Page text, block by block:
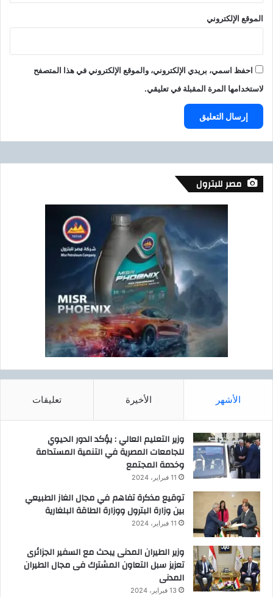
ك
ا
ي
م
ة
م
ر
ل
م
الموقع الإلكتروني
احفظ اسمي، بريدي الإلكتروني، والموقع الإلكتروني في هذا المتصفح
لاستخدامها المرة المقبلة في تعليقي.
مصر للبترول
الأشهر الأخيرة تعليقات
وزير التعليم العالي : يؤكد الدور الحيوي
للجامعات المصرية في التنمية المستدامة
وخدمة المجتمع
11 فبراير، 2024
توقيع مذكرة تفاهم في مجال الغاز الطبيعي
بين وزارة البترول ووزارة الطاقة البلغارية
11 فبراير، 2024
وزير الطيران المدنى يبحث مع السفير الجزائرى
تعزيز سبل التعاون المشترك فى مجال الطيران
المدنى
13 فبراير، 2024